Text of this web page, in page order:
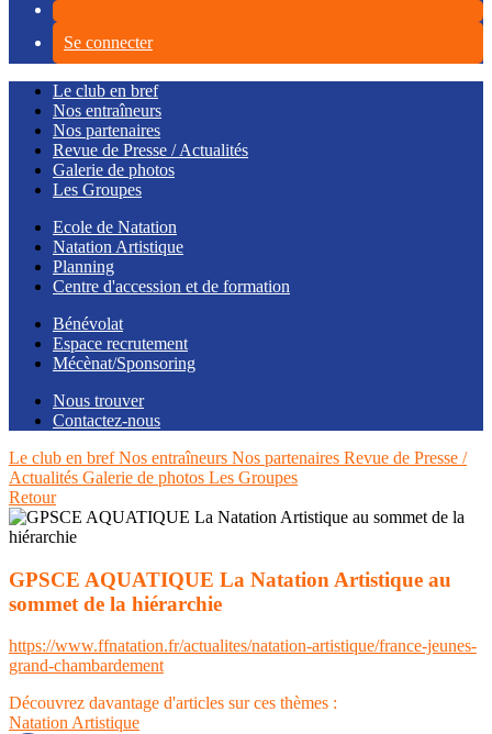
Se connecter
Le club en bref
Nos entraîneurs
Nos partenaires
Revue de Presse / Actualités
Galerie de photos
Les Groupes
Ecole de Natation
Natation Artistique
Planning
Centre d'accession et de formation
Bénévolat
Espace recrutement
Mécènat/Sponsoring
Nous trouver
Contactez-nous
Le club en brefNos entraîneurs Nos partenaires Revue de Presse /
Actualités Galerie de photos Les Groupes
Retour
GPSCE AQUATIQUE La Natation Artistique au
sommet de la hiérarchie
https://www.ffnatation.fr/actualites/natation-artistique/france-jeunes-
grand-chambardement
Découvrez davantage d'articles sur ces thèmes :
Natation Artistique